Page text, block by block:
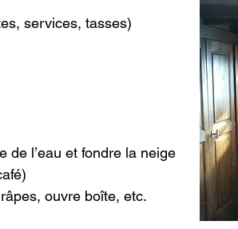
services, tasses)
de l’eau et fondre la neige
ouvre boîte, etc.